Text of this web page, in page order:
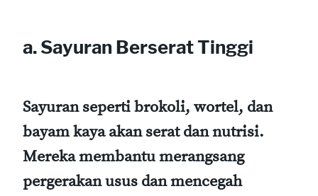
a. Sayuran Berserat Tinggi
Sayuran seperti brokoli, wortel, dan
bayam kaya akan serat dan nutrisi.
Mereka membantu merangsang
pergerakan usus dan mencegah